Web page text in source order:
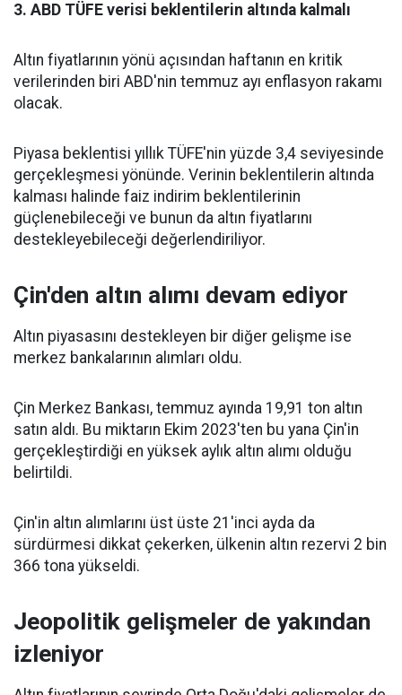
3. ABD TÜFE verisi beklentilerin altında kalmalı
Altın fiyatlarının yönü açısından haftanın en kritik
verilerinden biri ABD'nin temmuz ayı enflasyon rakamı
olacak.
Piyasa beklentisi yıllık TÜFE'nin yüzde 3,4 seviyesinde
gerçekleşmesi yönünde. Verinin beklentilerin altında
kalması halinde faiz indirim beklentilerinin
güçlenebileceği ve bunun da altın fiyatlarını
destekleyebileceği değerlendiriliyor.
Çin'den altın alımı devam ediyor
Altın piyasasını destekleyen bir diğer gelişme ise
merkez bankalarının alımları oldu.
Çin Merkez Bankası, temmuz ayında 19,91 ton altın
satın aldı. Bu miktarın Ekim 2023'ten bu yana Çin'in
gerçekleştirdiği en yüksek aylık altın alımı olduğu
belirtildi.
Çin'in altın alımlarını üst üste 21'inci ayda da
sürdürmesi dikkat çekerken, ülkenin altın rezervi 2 bin
366 tona yükseldi.
Jeopolitik gelişmeler de yakından
izleniyor